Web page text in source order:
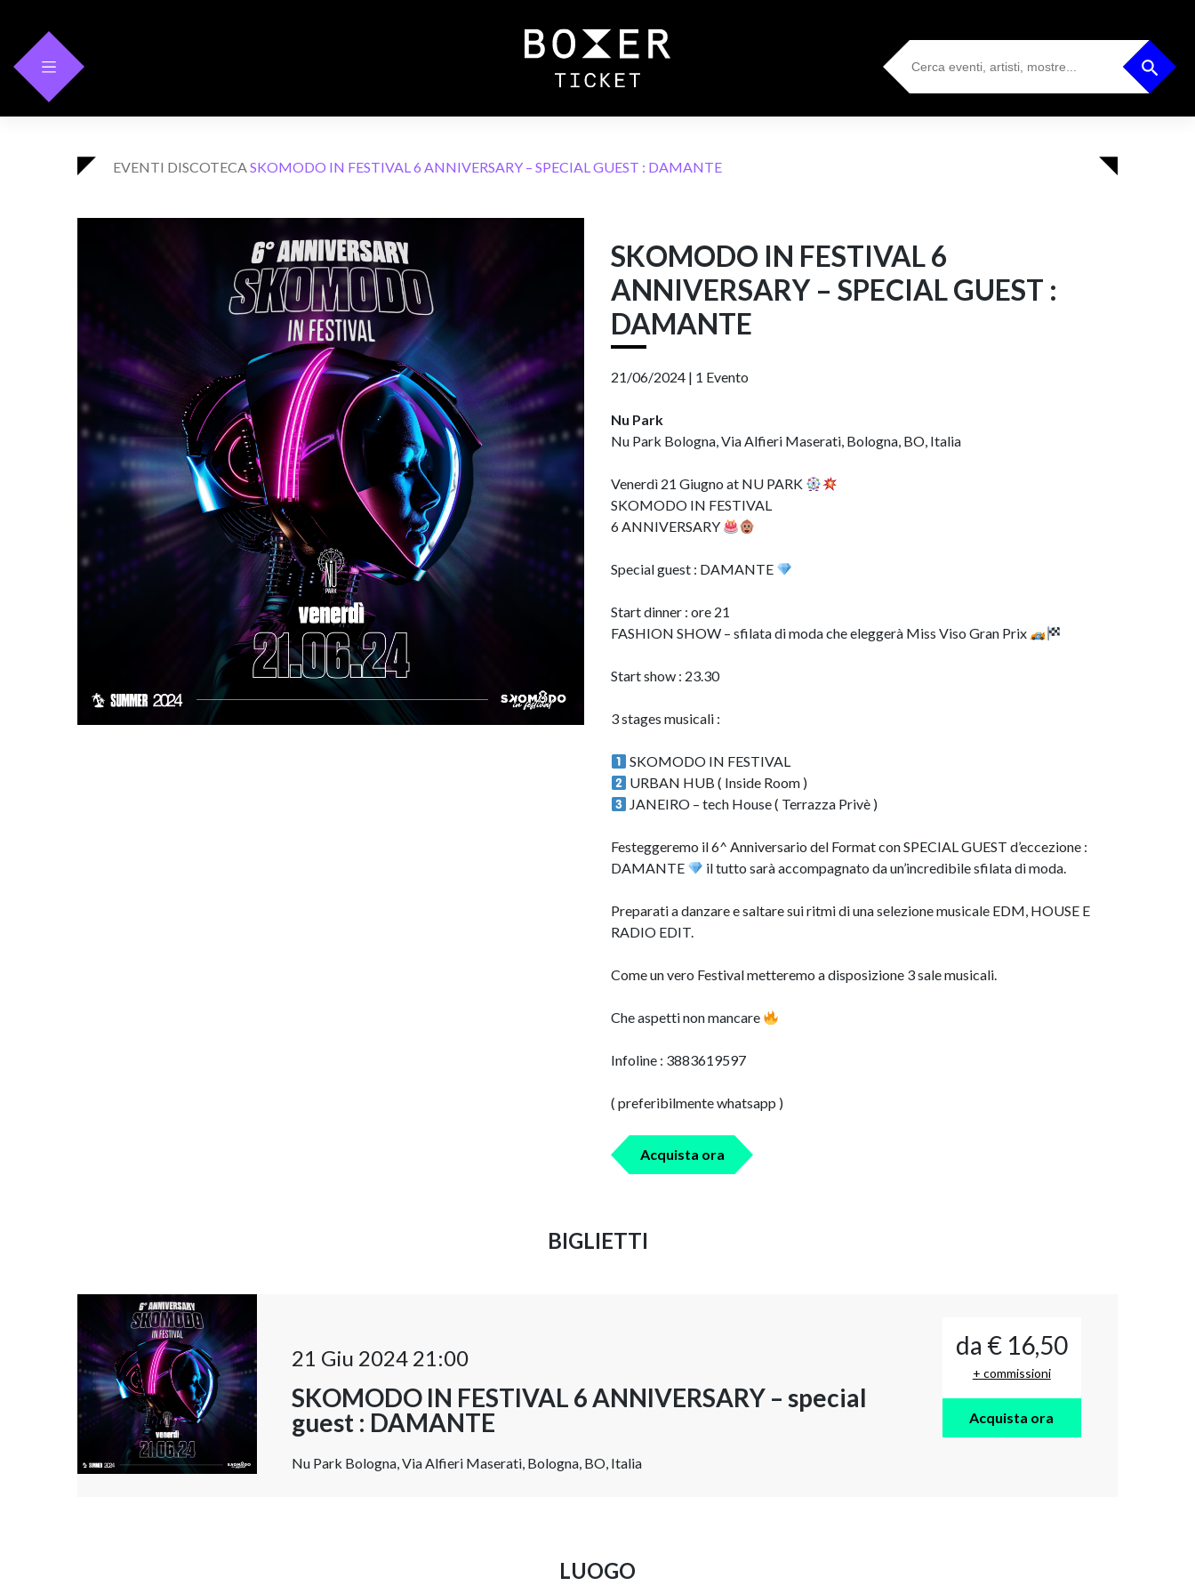
content
Search
for:
Search Button
EVENTI DISCOTECASKOMODO IN FESTIVAL 6 ANNIVERSARY – SPECIAL GUEST : DAMANTE
SKOMODO IN FESTIVAL 6
ANNIVERSARY – SPECIAL GUEST :
DAMANTE
21/06/2024 | 1 Evento
Nu Park
Nu Park Bologna, Via Alfieri Maserati, Bologna, BO, Italia
Venerdì 21 Giugno at NU PARK
SKOMODO IN FESTIVAL
6 ANNIVERSARY
Special guest : DAMANTE
Start dinner : ore 21
FASHION SHOW – sfilata di moda che eleggerà Miss Viso Gran Prix
Start show : 23.30
3 stages musicali :
SKOMODO IN FESTIVAL
URBAN HUB ( Inside Room )
JANEIRO – tech House ( Terrazza Privè )
Festeggeremo il 6^ Anniversario del Format con SPECIAL GUEST d’eccezione :
DAMANTE
il tutto sarà accompagnato da un’incredibile sfilata di moda.
Preparati a danzare e saltare sui ritmi di una selezione musicale EDM, HOUSE E
RADIO EDIT.
Come un vero Festival metteremo a disposizione 3 sale musicali.
Che aspetti non mancare
Infoline : 3883619597
( preferibilmente whatsapp )
Acquista ora
BIGLIETTI
21 Giu 2024 21:00
SKOMODO IN FESTIVAL 6 ANNIVERSARY – special
guest : DAMANTE
Nu Park Bologna, Via Alfieri Maserati, Bologna, BO, Italia
da € 16,50
+ commissioni
Acquista ora
LUOGO